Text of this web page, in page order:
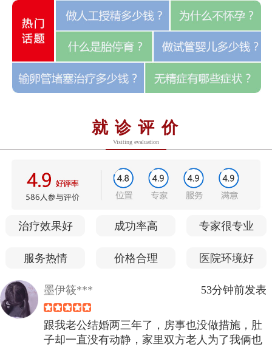
就诊评价
Visiting evaluation
治疗效果好 成功率高 专家很专业
服务热情 价格合理 医院环境好
墨伊筱*** 53分钟前发表
跟我老公结婚两三年了，房事也没做措施，肚
子却一直没有动静，家里双方老人为了我俩也